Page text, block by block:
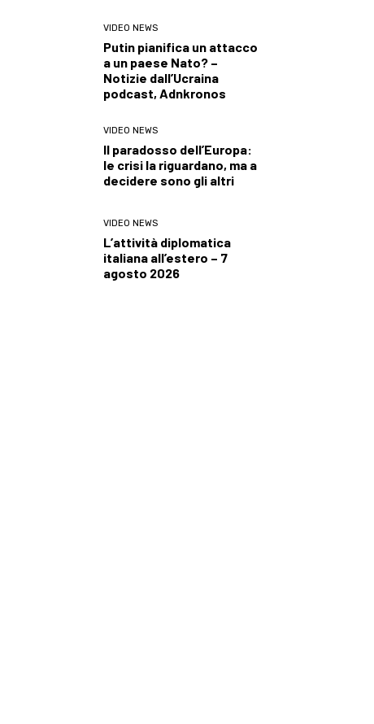
VIDEO NEWS
Putin pianifica un attacco
a un paese Nato? –
Notizie dall’Ucraina
podcast, Adnkronos
VIDEO NEWS
Il paradosso dell’Europa:
le crisi la riguardano, ma a
decidere sono gli altri
VIDEO NEWS
L’attività diplomatica
italiana all’estero – 7
agosto 2026